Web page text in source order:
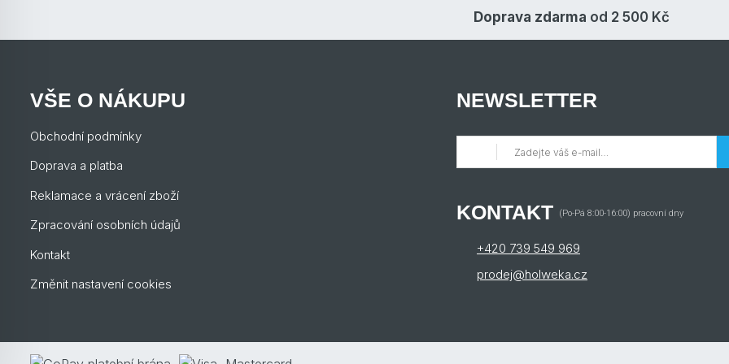
Doprava zdarma od 2 500 Kč
VŠE O NÁKUPU
Obchodní podmínky
Doprava a platba
Reklamace a vrácení zboží
Zpracování osobních údajů
Kontakt
Změnit nastavení cookies
NEWSLETTER
KONTAKT (Po-Pá 8:00-16:00) pracovní dny
+420 739 549 969
prodej@holweka.cz